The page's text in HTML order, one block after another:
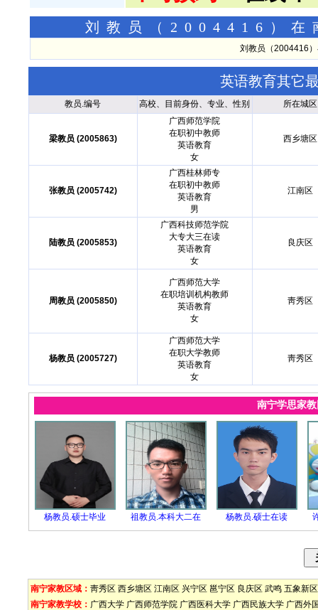
刘教员（2004416）在
刘教员（2004416
英语教育其它
教员.编号 高校、目前身份、专业、性别 所在城区
梁教员 (2005863)
广西师范学院
在职初中教师
英语教育
女
西乡塘区
张教员 (2005742)
广西桂林师专
在职初中教师
英语教育
男
江南区
陆教员 (2005853)
广西科技师范学院
大专大三在读
英语教育
女
良庆区
周教员 (2005850)
广西师范大学
在职培训机构教师
英语教育
女
靑秀区
杨教员 (2005727)
广西师范大学
在职大学教师
英语教育
女
靑秀区
南宁学思家
杨教员.硕士毕业 祖教员.本科大二在 杨教员.硕士在读
南宁家教区域： 靑秀区 西乡塘区 江南区 兴宁区 邕宁区 良庆区 武鸣 五象新区
南宁家教学校： 广西大学 广西师范学院 广西医科大学 广西民族大学 广西外